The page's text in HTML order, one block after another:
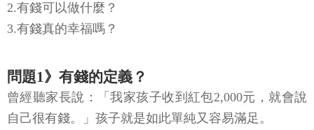
2.有錢可以做什麼？
3.有錢真的幸福嗎？
問題1》有錢的定義？
曾經聽家長說：「我家孩子收到紅包2,000元，就會說
自己很有錢。」孩子就是如此單純又容易滿足。